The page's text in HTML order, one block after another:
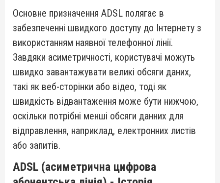
Основне призначення ADSL полягає в
забезпеченні швидкого доступу до Інтернету з
використанням наявної телефонної лінії.
Завдяки асиметричності, користувачі можуть
швидко завантажувати великі обсяги даних,
такі як веб-сторінки або відео, тоді як
швидкість відвантаження може бути нижчою,
оскільки потрібні менші обсяги данних для
відправлення, наприклад, електронних листів
або запитів.
ADSL (асиметрична цифрова